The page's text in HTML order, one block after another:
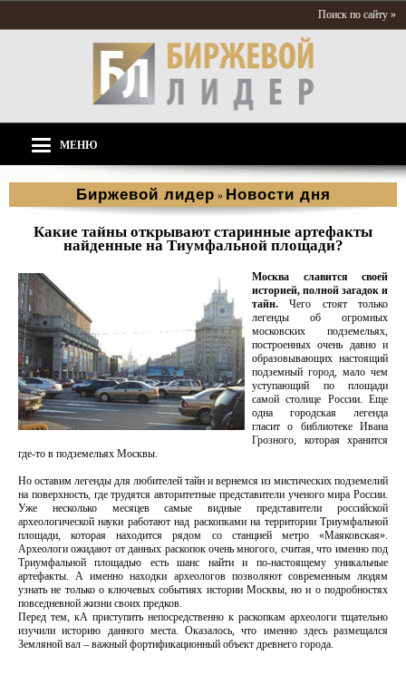
Поиск по сайту »
МЕНЮ
Биржевой лидер » Новости дня
Какие тайны открывают старинные артефакты
найденные на Тиумфальной площади?
Москва славится своей
историей, полной загадок и
тайн. Чего стоят только
легенды об огромных
московских подземельях,
построенных очень давно и
образовывающих настоящий
подземный город, мало чем
уступающий по площади
самой столице России. Еще
одна городская легенда
гласит о библиотеке Ивана
Грозного, которая хранится
где-то в подземельях Москвы.
Но оставим легенды для любителей тайн и вернемся из мистических подземелий
на поверхность, где трудятся авторитетные представители ученого мира России.
Уже несколько месяцев самые видные представители российской
археологической науки работают над раскопками на территории Триумфальной
площади, которая находится рядом со станцией метро «Маяковская».
Археологи ожидают от данных раскопок очень многого, считая, что именно под
Триумфальной площадью есть шанс найти и по-настоящему уникальные
артефакты. А именно находки археологов позволяют современным людям
узнать не только о ключевых событиях истории Москвы, но и о подробностях
повседневной жизни своих предков.
Перед тем, кА приступить непосредственно к раскопкам археологи тщательно
изучили историю данного места. Оказалось, что именно здесь размещался
Земляной вал – важный фортификационный объект древнего города.